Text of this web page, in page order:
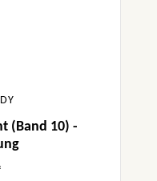
(Band 10) -